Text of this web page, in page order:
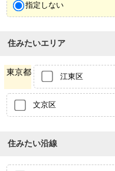
指定しない
住みたいエリア
東京都 江東区
文京区
住みたい沿線